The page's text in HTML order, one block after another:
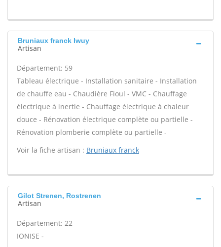
Bruniaux franck Iwuy
Artisan
Département: 59
Tableau électrique - Installation sanitaire - Installation
de chauffe eau - Chaudière Fioul - VMC - Chauffage
électrique à inertie - Chauffage électrique à chaleur
douce - Rénovation électrique complète ou partielle -
Rénovation plomberie complète ou partielle -
Voir la fiche artisan : Bruniaux franck
Gilot Strenen, Rostrenen
Artisan
Département: 22
IONISE -